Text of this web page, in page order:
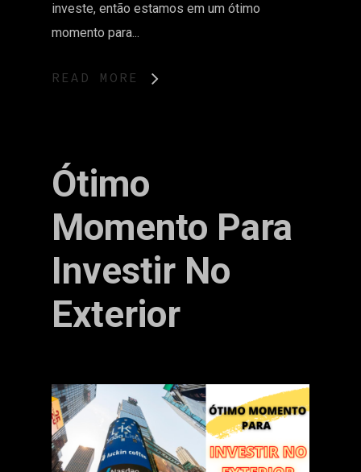
investe, então estamos em um ótimo
momento para...
READ MORE
Ótimo
Momento Para
Investir No
Exterior